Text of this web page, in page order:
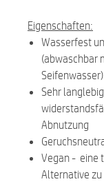
Eigenschaften:
Wasserfest
(abwaschbar
Seifenwasser)
Sehr
Abnutzung
Vegan - eine
Alternative zu